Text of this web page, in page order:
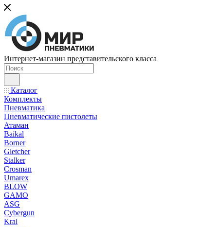
Интернет-магазин представительского класса
Каталог
Комплекты
Пневматика
Пневматические пистолеты
Атаман
Baikal
Borner
Gletcher
Stalker
Crosman
Umarex
BLOW
GAMO
ASG
Cybergun
Kral